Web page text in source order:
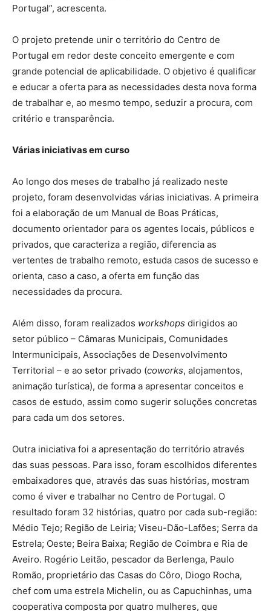
Portugal”, acrescenta.
O projeto pretende unir o território do Centro de
Portugal em redor deste conceito emergente e com
grande potencial de aplicabilidade. O objetivo é qualificar
e educar a oferta para as necessidades desta nova forma
de trabalhar e, ao mesmo tempo, seduzir a procura, com
critério e transparência.
Várias iniciativas em curso
Ao longo dos meses de trabalho já realizado neste
projeto, foram desenvolvidas várias iniciativas. A primeira
foi a elaboração de um Manual de Boas Práticas,
documento orientador para os agentes locais, públicos e
privados, que caracteriza a região, diferencia as
vertentes de trabalho remoto, estuda casos de sucesso e
orienta, caso a caso, a oferta em função das
necessidades da procura.
Além disso, foram realizados workshops dirigidos ao
setor público – Câmaras Municipais, Comunidades
Intermunicipais, Associações de Desenvolvimento
Territorial – e ao setor privado (coworks, alojamentos,
animação turística), de forma a apresentar conceitos e
casos de estudo, assim como sugerir soluções concretas
para cada um dos setores.
Outra iniciativa foi a apresentação do território através
das suas pessoas. Para isso, foram escolhidos diferentes
embaixadores que, através das suas histórias, mostram
como é viver e trabalhar no Centro de Portugal. O
resultado foram 32 histórias, quatro por cada sub-região:
Médio Tejo; Região de Leiria; Viseu-Dão-Lafões; Serra da
Estrela; Oeste; Beira Baixa; Região de Coimbra e Ria de
Aveiro. Rogério Leitão, pescador da Berlenga, Paulo
Romão, proprietário das Casas do Côro, Diogo Rocha,
chef com uma estrela Michelin, ou as Capuchinhas, uma
cooperativa composta por quatro mulheres, que